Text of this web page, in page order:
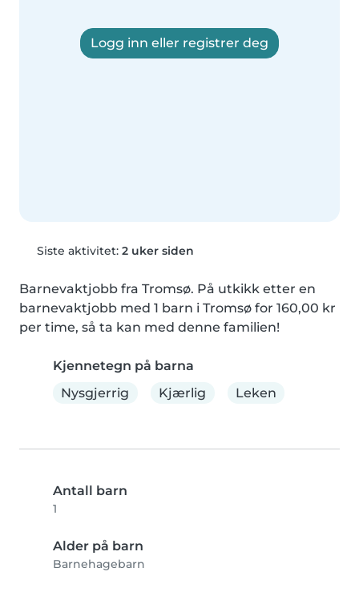
Logg inn eller registrer deg
Siste aktivitet: 2 uker siden
Barnevaktjobb fra Tromsø. På utkikk etter en
barnevaktjobb med 1 barn i Tromsø for 160,00 kr
per time, så ta kan med denne familien!
Kjennetegn på barna
Nysgjerrig
Kjærlig Leken
Antall barn
1
Alder på barn
Barnehagebarn